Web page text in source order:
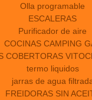
Olla programable
ESCALERAS
Purificador de aire
COCINAS CAMPING
COBERTORAS
termo liquidos
jarras de agua
FREIDORAS SIN